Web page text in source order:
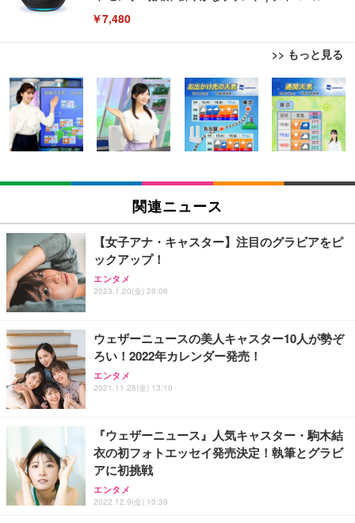
￥7,480
>> もっと見る
[EdoErgo] オフィスチェア 椅子 テレワーク 疲れな
い 跳ね上げ式アームレスト コンパクト 約105度ロッ
キング pc 事務椅子 360度回転 座面昇降 強化ナイロ
ン樹脂ベース 通気性メッシュ 在宅ワーク H-WY01
(黒網+黒枠+黒足)
￥5,699
SIHOO B100 オフィスチェア／デスクチェア メッシ
ュチェア 人間工学 疲れない ブラック
￥27,999
Sezlife オフィスチェア デスクチェア 疲れない テレ
ワーク チェア 強化バックレスト 30度ロッキング機
能 人間工学 椅子 腰サポート 90度跳ね上げ式アーム
ョン PCチェア 通気性メッシュ ゲーミング/勉強/事
務用 おしゃれ パソコンチェア (ブラック)
Sezlife オフィスチェア デスクチェア 疲れない テレ
ワーク チェア 強化バックレスト 30度ロッキング機
能 人間工学 椅子 腰サポート 90度跳ね上げ式アーム
務用 おしゃれ パソコンチェア (ホワイト)
ANDWINT オフィスチェア デスクチェア 肘なし メ
ッシュ 通気性 ランバーサポート付き 腰サポート ガ
ス圧無段階昇降 360度回転 キャスター付き コンパク
ト 幅52×奥行58.5×高さ84～96cm テレワーク 在宅
￥4,139
EIZO ビジネス向けプレミアムモニター | FlexScan
EV3240X-WT | 31.5型4K UHD・USB Type-C・ホワ
イト
￥105,595
EIZO ビジネス向けプレミアムモニター | FlexScan
￥109,572
【純正品】27"ゲーミングモニター DualSense 充電
フック付き（CFI-ZDM1J）
【整備済み品】Dell E2724HS 27インチ 液晶モニタ
ー フルHD（1920×1080）VA 非光沢 HDMI/DisplayP
ort/VGA スピーカー内蔵 高さ調整 スイベル VESA対
【MiniLED/24.5inch/280Hz/FHD】GRAPHT THE S
HOOTER Gaming Monitor 24” Essential ゲーミン
グモニター QD 24.5インチ 1ms FHD 量子ドット 残
像低減 (3年保証 | 輝点保証 | 日本メーカー)
￥34,980
Amazonベーシック ペットシーツ 薄型 レギュラー 1
回使い捨て 無香料 ホワイト 300枚
￥3,373
Amazonベーシック ペットシーツ 厚型 ワイド 42枚
x2袋(84枚) ホワイト(吸収面:ライトブルー)
￥3,234
ネオ・ルーライフ ネオ・オムツ L 中型犬用 26枚入
り 単品
Smart Basic(スマートベーシック) 【Amazon.co.jp
限定】 Smart Basic アイリスオーヤマ ペットシーツ
超厚型 お徳用 ワイド 100枚入 (x 1) (ケース販売)
アイリスオーヤマ ペットシーツ 超厚型 お徳用 レギ
ュラー 200枚入【Amazon.co.jp限定】
￥3,731
関連ニュース
【女子アナ・キャスター】注目のグラビアをピ
ックアップ！
エンタメ
2023.1.20(金) 20:06
ウェザーニュースの美人キャスター10人が勢ぞ
ろい！2022年カレンダー発売！
エンタメ
2021.11.26(金) 13:10
『ウェザーニュース』人気キャスター・駒木結
衣の初フォトエッセイ発売決定！執筆とグラビ
アに初挑戦
エンタメ
2022.12.9(金) 10:39